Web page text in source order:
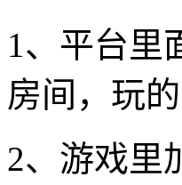
1、平台里
房间，玩
2、游戏里